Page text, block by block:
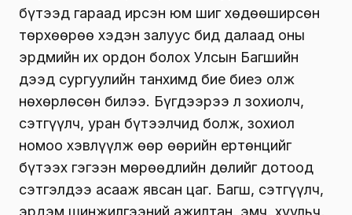
бүтээд гараад ирсэн юм шиг хөдөөширсөн
төрхөөрөө хэдэн залуус бид далаад оны
эрдмийн их ордон болох Улсын Багшийн
дээд сургуулийн танхимд бие биеэ олж
нөхөрлөсөн билээ. Бүгдээрээ л зохиолч,
сэтгүүлч, уран бүтээлчид болж, зохиол
номоо хэвлүүлж өөр өөрийн ертөнцийг
бүтээх гэгээн мөрөөдлийн дөлийг дотоод
сэтгэлдээ асааж явсан цаг. Багш, сэтгүүлч,
эрдэм шинжилгээний ажилтан, эмч, хуульч,